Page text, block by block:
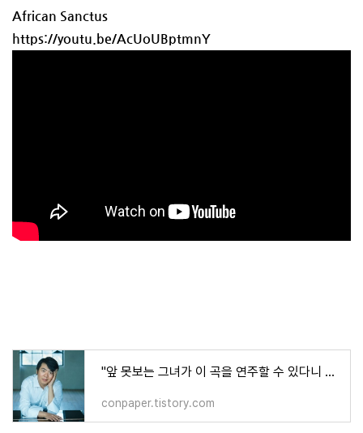
African Sanctus
https://youtu.be/AcUoUBptmnY
"앞 못보는 그녀가 이 곡을 연주할 수 있다니 도저리 믿을 수 없다" 피아니스트 '랑랑' VIDEO: Blind
conpaper.tistory.com